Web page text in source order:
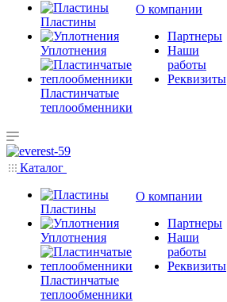
Пластины
Уплотнения
Пластинчатые
теплообменники
О компании
Партнеры
Наши
работы
Реквизиты
Каталог
Пластины
Уплотнения
Пластинчатые
теплообменники
О компании
Партнеры
Наши
работы
Реквизиты